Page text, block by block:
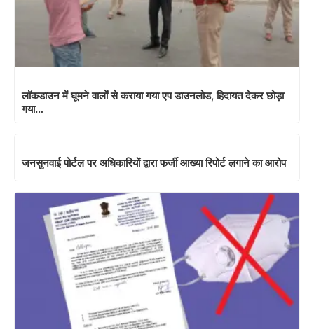
लॉकडाउन में घूमने वालों से कराया गया एप डाउनलोड, हिदायत देकर छोड़ा
गया…
जनसुनवाई पोर्टल पर अधिकारियों द्वारा फर्जी आख्या रिपोर्ट लगाने का आरोप